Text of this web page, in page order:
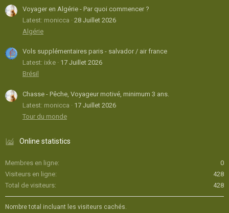
Voyager en Algérie - Par quoi commencer ?
Latest: monicca
28 Juillet 2026
Algérie
Vols supplémentaires paris - salvador / air france
Latest: ixke
17 Juillet 2026
Brésil
Chasse - Pêche, Voyageur motivé, minimum 3 ans.
Latest: monicca
17 Juillet 2026
Tour du monde
Online statistics
Membres en ligne
0
Visiteurs en ligne
428
Total de visiteurs
428
Nombre total incluant les visiteurs cachés.